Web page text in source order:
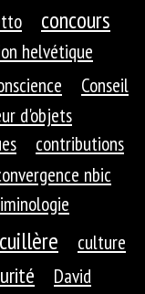
concours
helvétique
Conseil
d'objets
contributions
nbic
cuillère
culture
David